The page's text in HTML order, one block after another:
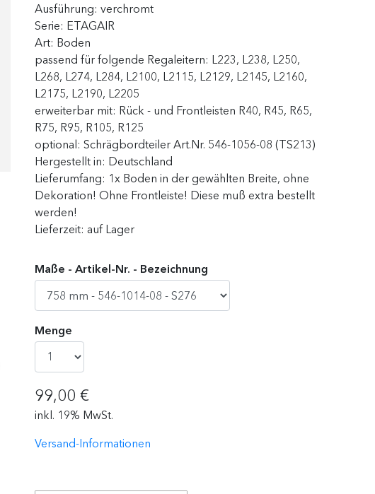
Ausführung:verchromt
Serie: ETAGAIR
Art: Boden
passend für folgende Regaleitern: L223, L238, L250,
L268, L274, L284, L2100, L2115, L2129, L2145, L2160,
L2175, L2190, L2205
erweiterbar mit: Rück - und Frontleisten R40, R45, R65,
R75, R95, R105, R125
optional:Schrägbordteiler Art.Nr. 546-1056-08 (TS213)
Hergestellt in: Deutschland
Lieferumfang: 1x Boden in der gewählten Breite, ohne
Dekoration! Ohne Frontleiste! Diese muß extra bestellt
werden!
Lieferzeit:auf Lager
Maße - Artikel-Nr. - Bezeichnung
Menge
99,00 €
inkl. 19% MwSt.
Versand-Informationen